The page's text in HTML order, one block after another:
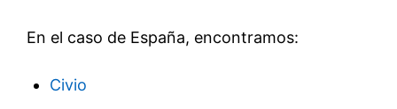
En el caso de España, encontramos:
Civio